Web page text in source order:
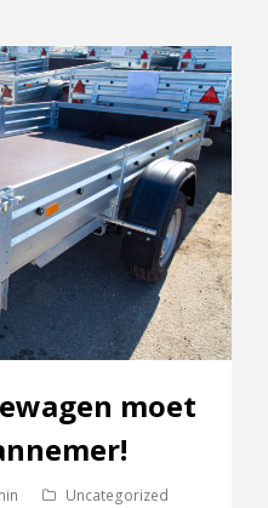
moet
Uncategorized